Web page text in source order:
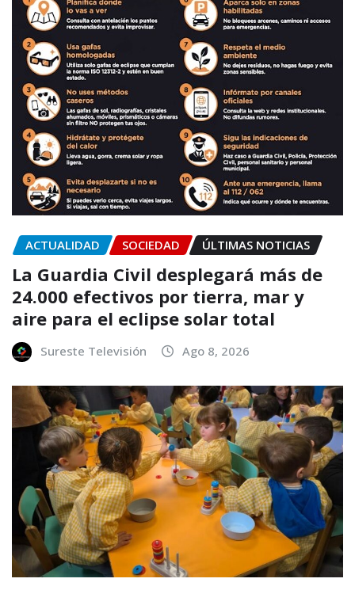
ACTUALIDAD SOCIEDAD ÚLTIMAS NOTICIAS
La Guardia Civil desplegará más de
24.000 efectivos por tierra, mar y
aire para el eclipse solar total
Sureste Televisión Ago 8, 2026